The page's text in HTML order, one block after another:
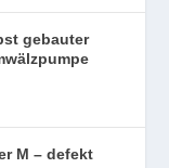
gebauter
M – defekt